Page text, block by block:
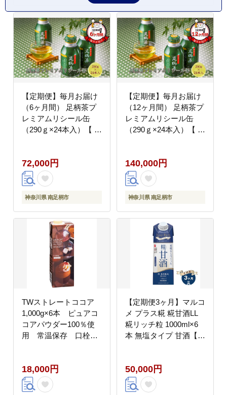
【定期便】毎月お届け
（6ヶ月間） 足柄茶プ
レミアムリシール缶
（290ｇ×24本入）【 お
市 】
72,000円
神奈川県 南足柄市
【定期便】毎月お届け
（12ヶ月間） 足柄茶プ
レミアムリシール缶
（290ｇ×24本入）【 お
市 】
140,000円
神奈川県 南足柄市
TWストレートココア
1,000g×6本 ピュアコ
コアパウダー100％使
用 常温保存 口栓
18,000円
【定期便3ヶ月】マルコ
メ プラス糀 糀甘酒LL
糀リッチ粒 1000ml×6
本 無塩タイプ 甘酒【
50,000円